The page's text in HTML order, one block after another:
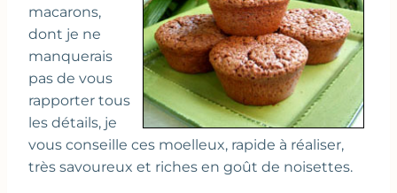
macarons,
dont je ne
manquerais
pas de vous
rapporter tous
les détails, je
vous conseille ces moelleux, rapide à réaliser,
très savoureux et riches en goût de noisettes.